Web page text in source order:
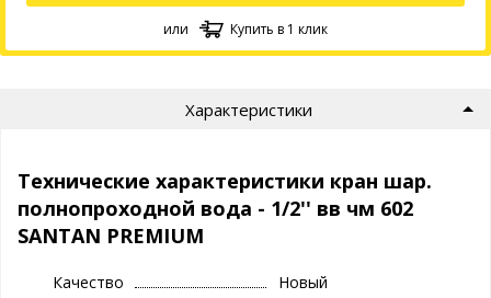
или Купить в 1 клик
Характеристики
Технические характеристики кран шар.
полнопроходной вода - 1/2'' вв чм 602
SANTAN PREMIUM
Качество
Новый